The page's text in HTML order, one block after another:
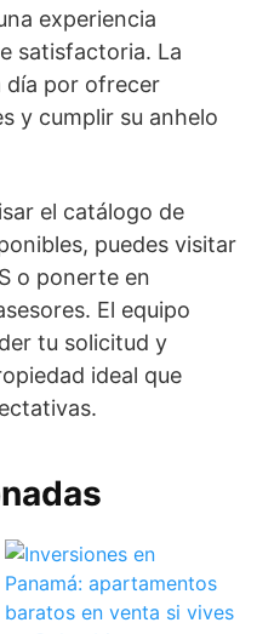
experiencia
satisfactoria. La
día por ofrecer
y cumplir su anhelo
el catálogo de
puedes visitar
o ponerte en
El equipo
tu solicitud y
ideal que